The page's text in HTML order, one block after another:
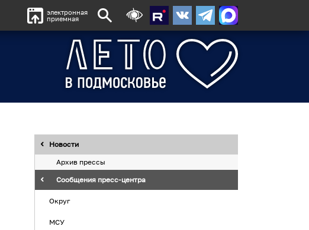
электронная
приемная
Новости
Архив прессы
Сообщения пресс-центра
Округ
МСУ